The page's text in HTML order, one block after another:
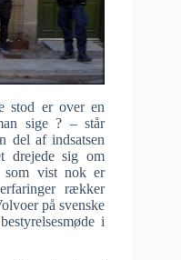
stod er over en
sige ? – står
del af indsatsen
drejede sig om
som vist nok er
rækker
på svenske
i